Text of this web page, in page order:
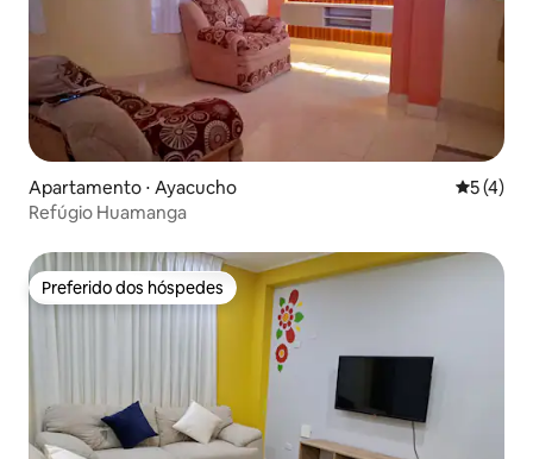
Apartamento ⋅ Ayacucho 5 de
5 (4)
Refúgio Huamanga
Preferido dos hóspedes
Preferido dos hóspedes